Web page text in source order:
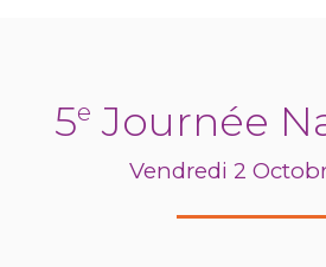
5e Journée
Vendredi 2